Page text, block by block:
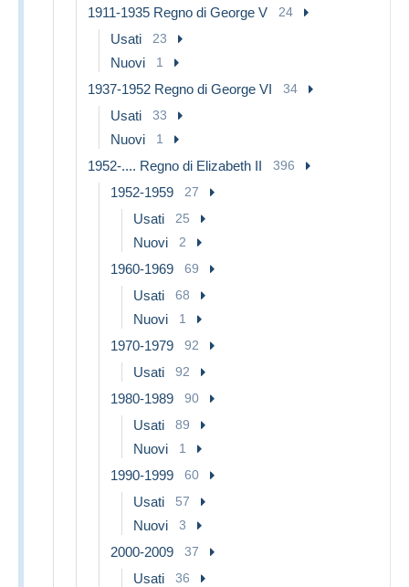
1911-1935 Regno di George V 24
Usati 23
Nuovi 1
1937-1952 Regno di George VI 34
Usati 33
Nuovi 1
1952-.... Regno di Elizabeth II 396
1952-1959 27
Usati 25
Nuovi 2
1960-1969 69
Usati 68
Nuovi 1
1970-1979 92
Usati 92
1980-1989 90
Usati 89
Nuovi 1
1990-1999 60
Usati 57
Nuovi 3
2000-2009 37
Usati 36